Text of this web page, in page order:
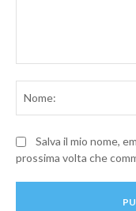
Salva il mio nome,
prossima volta che